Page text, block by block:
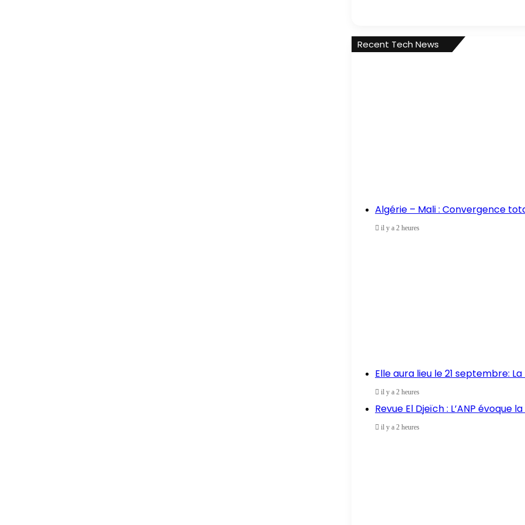
Recent Tech News
Algérie – Mali : Convergence
il y a 2 heures
Elle aura lieu le 21 septembre:
il y a 2 heures
Revue El Djeïch : L’ANP évoque
il y a 2 heures